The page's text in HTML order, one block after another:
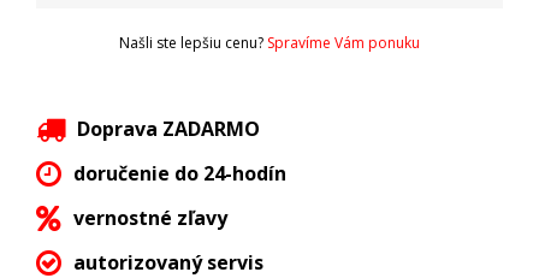
Našli ste lepšiu cenu? Spravíme Vám ponuku
Doprava ZADARMO
doručenie do 24-hodín
vernostné zľavy
autorizovaný servis